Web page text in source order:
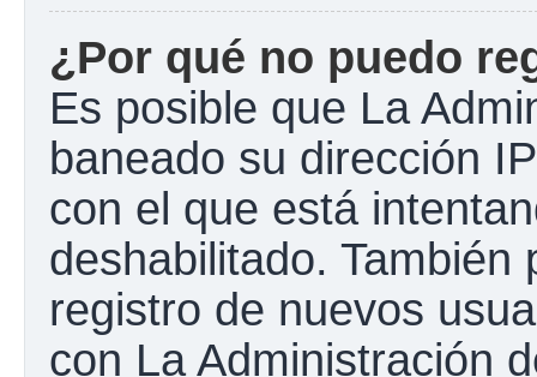
¿Por qué no puedo
Es posible que La
baneado su dirección
con el que está
deshabilitado.
registro de nuevos
con La Administración